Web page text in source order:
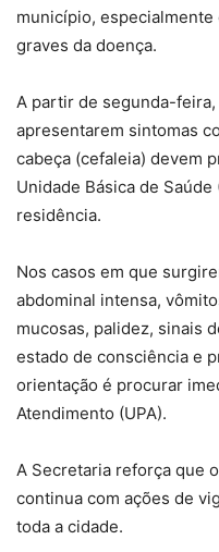
município,
graves da doença.
A partir de segunda-
apresentarem sintomas
cabeça (cefaleia) devem
Unidade Básica de
residência.
Nos casos em que
abdominal intensa,
mucosas, palidez, sinais
estado de consciência e
orientação é procurar
Atendimento (UPA).
A Secretaria reforça que
continua com ações de
toda a cidade.